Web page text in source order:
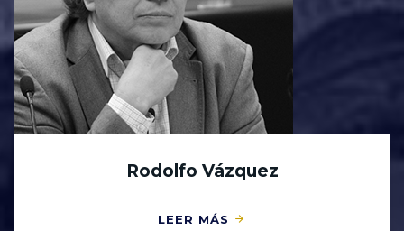
Rodolfo Vázquez
LEER MÁS